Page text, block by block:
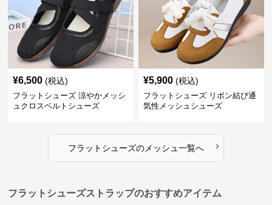
¥6,500 (税込)
フラットシューズ 涼やかメッシ
ュクロスベルトシューズ
¥5,900 (税込)
フラットシューズ リボン結び通
気性メッシュシューズ
フラットシューズのメッシュ 一覧へ ›
フラットシューズストラップのおすすめアイテム